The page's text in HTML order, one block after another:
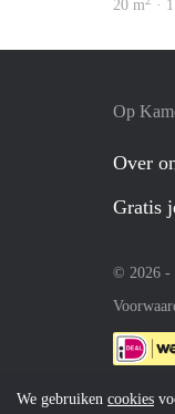
20 m ·
Op
Over
Gratis
© 2026 -
We gebruiken cookies